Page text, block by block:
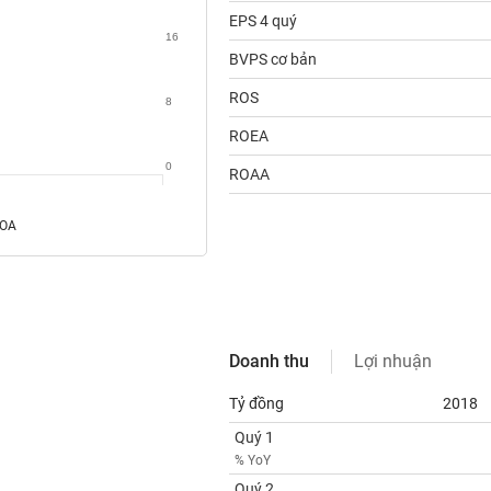
0
8
16
EPS 4 quý
BVPS cơ bản
ROS
ROEA
ROAA
Doanh thu Lợi nhuận
Tỷ đồng
2018
Quý 1
% YoY